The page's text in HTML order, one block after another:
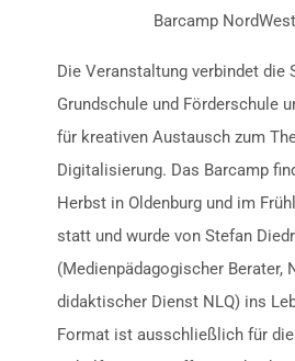
Barcamp
Die Veranstaltung verbindet die
Grundschule und Förderschule
für kreativen Austausch zum
Digitalisierung. Das Barcamp
Herbst in Oldenburg und im
statt und wurde von Stefan
(Medienpädagogischer Berater,
didaktischer Dienst NLQ) ins
Format ist ausschließlich für